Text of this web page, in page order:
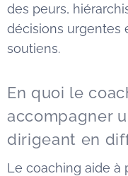
des peurs,
décisions urgentes
soutiens.
En quoi le
accompagner
dirigeant en
Le coaching aide à